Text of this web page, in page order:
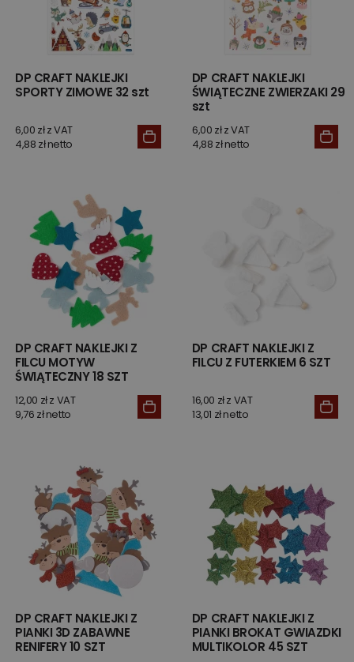
DP CRAFT NAKLEJKI
SPORTY ZIMOWE 32 szt
6,00 zł z VAT
4,88 zł netto
DP CRAFT NAKLEJKI
ŚWIĄTECZNE ZWIERZAKI 29
szt
6,00 zł z VAT
4,88 zł netto
DP CRAFT NAKLEJKI Z
FILCU MOTYW
ŚWIĄTECZNY 18 SZT
12,00 zł z VAT
9,76 zł netto
DP CRAFT NAKLEJKI Z
FILCU Z FUTERKIEM 6 SZT
16,00 zł z VAT
13,01 zł netto
DP CRAFT NAKLEJKI Z
PIANKI 3D ZABAWNE
RENIFERY 10 SZT
DP CRAFT NAKLEJKI Z
PIANKI BROKAT GWIAZDKI
MULTIKOLOR 45 SZT